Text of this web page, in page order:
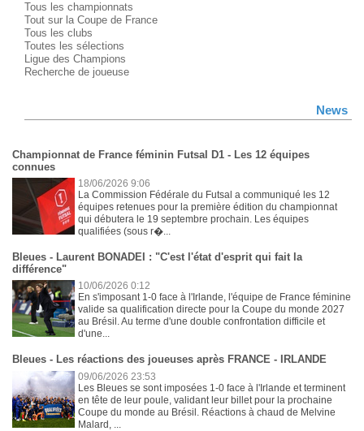
Tous les championnats
Tout sur la Coupe de France
Tous les clubs
Toutes les sélections
Ligue des Champions
Recherche de joueuse
News
Championnat de France féminin Futsal D1 - Les 12 équipes
connues
18/06/2026 9:06
La Commission Fédérale du Futsal a communiqué les 12
équipes retenues pour la première édition du championnat
qui débutera le 19 septembre prochain. Les équipes
qualifiées (sous r�...
Bleues - Laurent BONADEI : "C'est l'état d'esprit qui fait la
différence"
10/06/2026 0:12
En s'imposant 1-0 face à l'Irlande, l'équipe de France féminine
valide sa qualification directe pour la Coupe du monde 2027
au Brésil. Au terme d'une double confrontation difficile et
d'une...
Bleues - Les réactions des joueuses après FRANCE - IRLANDE
09/06/2026 23:53
Les Bleues se sont imposées 1-0 face à l'Irlande et terminent
en tête de leur poule, validant leur billet pour la prochaine
Coupe du monde au Brésil. Réactions à chaud de Melvine
Malard, ...